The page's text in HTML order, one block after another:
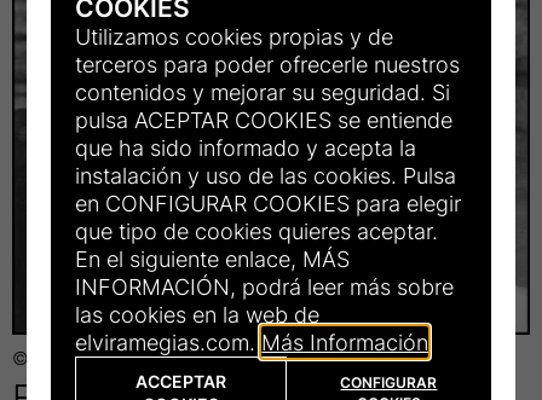
© Elvira Megías
COOKIES
Utilizamos cookies propias y de
terceros para poder ofrecerle nuestros
contenidos y mejorar su seguridad. Si
pulsa ACEPTAR COOKIES se entiende
que ha sido informado y acepta la
instalación y uso de las cookies. Pulsa
en CONFIGURAR COOKIES para elegir
que tipo de cookies quieres aceptar.
En el siguiente enlace, MÁS
INFORMACIÓN, podrá leer más sobre
las cookies en la web de
elviramegias.com. Más Información
ACCEPTAR
CONFIGURAR